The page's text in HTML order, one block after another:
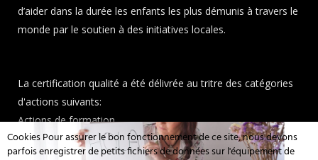
d’aider dans la durée les enfants les plus démunis à travers le
monde par le soutien à des initiatives locales.
La certification qualité a été délivrée au tritre des catégories
d'actions suivants:
Actions de formation.
Cookies Pour assurer le bon fonctionnement de ce site, nous devons
parfois enregistrer de petits fichiers de données sur l'équipement de